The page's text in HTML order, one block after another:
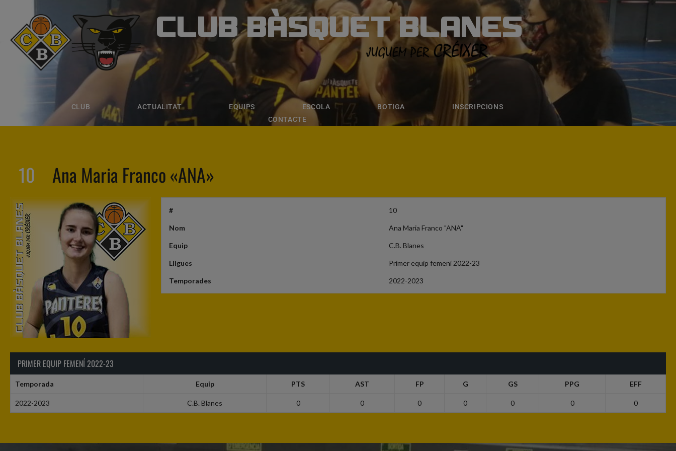
CLUB BÀSQUET BLANES
CLUB ACTUALITAT EQUIPS ESCOLA BOTIGA
INSCRIPCIONS
CONTACTE
CLUB BÀSQUET BLANES
ACTUALITAT ESCOLA BOTIGA INSCRIPCIONS
10 Ana Maria Franco «ANA»
# 10
Nom Ana Maria Franco "ANA"
Equip C.B. Blanes
Lligues Primer equip femení 2022-23
Temporades 2022-2023
PRIMER EQUIP FEMENÍ 2022-23
Temporada Equip PTS AST FP G GS PPG EFF
2022-2023 C.B. Blanes 0 0 0 0 0 0 0